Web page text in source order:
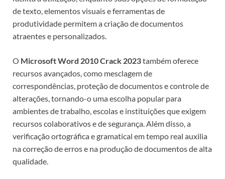
de texto, elementos visuais e ferramentas de
produtividade permitem a criação de documentos
atraentes e personalizados.
O Microsoft Word 2010 Crack 2023também oferece
recursos avançados, como mesclagem de
correspondências, proteção de documentos e controle de
alterações, tornando-o uma escolha popular para
ambientes de trabalho, escolas e instituições que exigem
recursos colaborativos e de segurança. Além disso, a
verificação ortográfica e gramatical em tempo real auxilia
na correção de erros e na produção de documentos de alta
qualidade.